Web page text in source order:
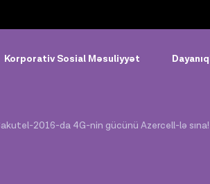
Korporativ Sosial Məsuliyyət
2016-da 4G-nin gücünü Azercell-lə sına!